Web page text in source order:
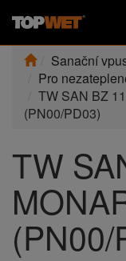
Sanační
Pro
TW SAN BZ
(PN00/PD03)
TW
(PN00/